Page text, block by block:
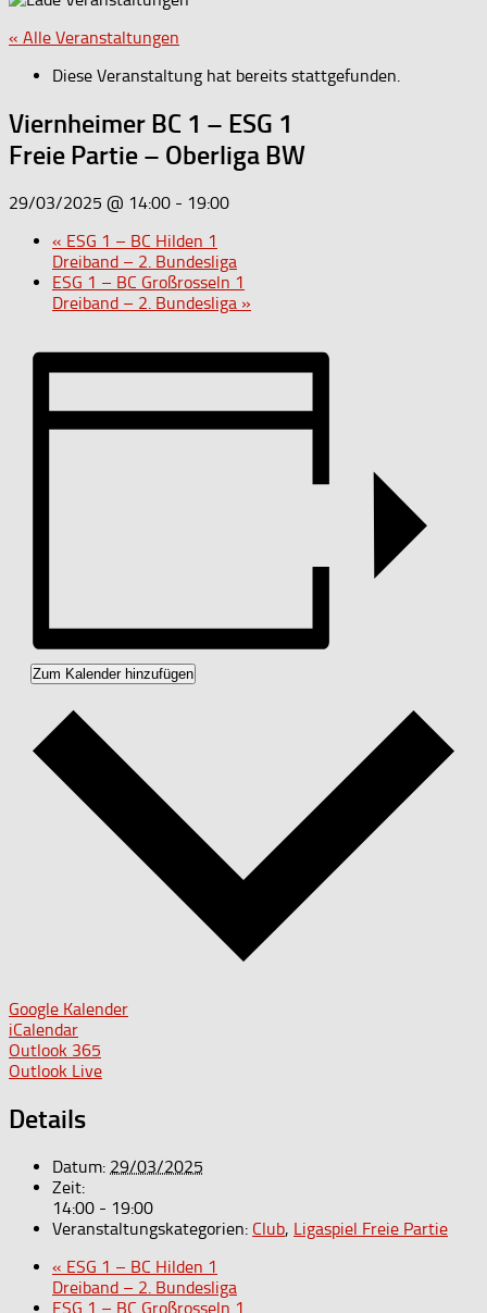
« Alle Veranstaltungen
Diese Veranstaltung hat bereits stattgefunden.
Viernheimer BC 1 – ESG 1
Freie Partie – Oberliga BW
29/03/2025 @ 14:00 - 19:00
« ESG 1 – BC Hilden 1
Dreiband – 2. Bundesliga
ESG 1 – BC Großrosseln 1
Dreiband – 2. Bundesliga »
Zum Kalender hinzufügen
Google Kalender
iCalendar
Outlook 365
Outlook Live
Details
Datum: 29/03/2025
Zeit:
14:00 - 19:00
Veranstaltungskategorien: Club, Ligaspiel Freie Partie
« ESG 1 – BC Hilden 1
Dreiband – 2. Bundesliga
ESG 1 – BC Großrosseln 1